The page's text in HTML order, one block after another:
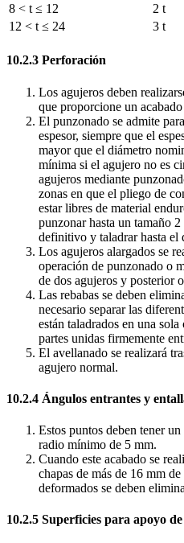
8 < t ≤ 12
2 t
12 < t ≤ 24
3 t
10.2.3 Perforación
Los agujeros deben
que proporcione un
El punzonado se admite
espesor, siempre que el
mayor que el diámetro
mínima si el agujero no es
agujeros mediante
zonas en que el pliego de
estar libres de material
punzonar hasta un tamaño
definitivo y taladrar hasta el
Los agujeros alargados se
operación de punzonado o
de dos agujeros y posterior
Las rebabas se deben
necesario separar las
están taladrados en una
partes unidas firmemente
El avellanado se realizará
agujero normal.
10.2.4 Ángulos entrantes y
Estos puntos deben tener
radio mínimo de 5 mm.
Cuando este acabado se
chapas de más de 16 mm
deformados se deben
10.2.5 Superficies para apoyo